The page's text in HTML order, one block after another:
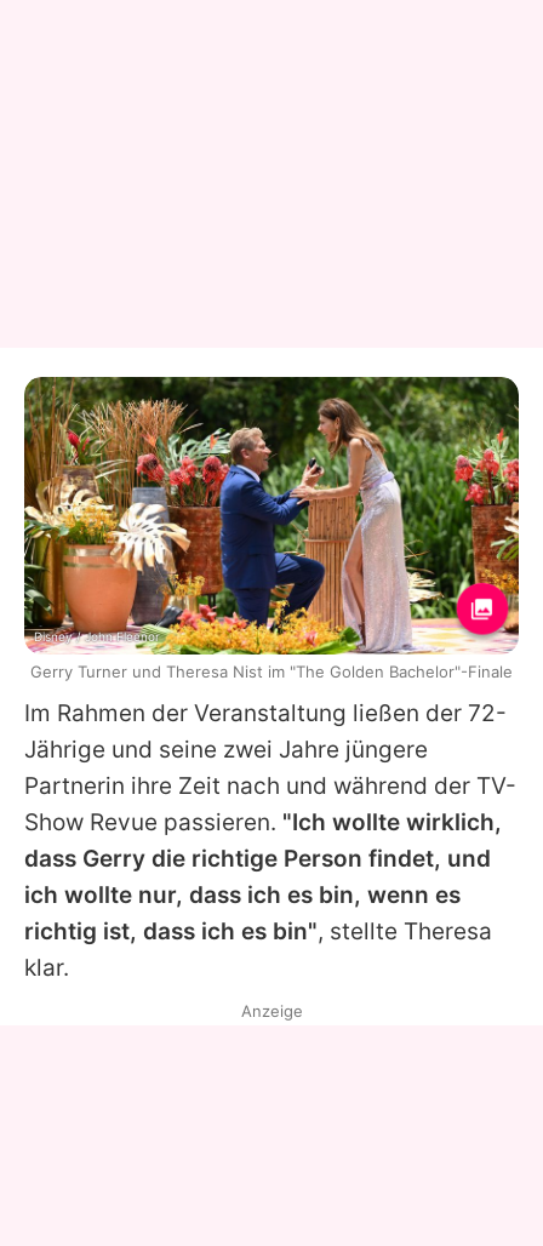
Im Rahmen der Veranstaltung ließen der 72-
Jährige und seine zwei Jahre jüngere
Partnerin ihre Zeit nach und während der TV-
Show Revue passieren. "Ich wollte wirklich,
dass Gerry die richtige Person findet, und
ich wollte nur, dass ich es bin, wenn es
richtig ist, dass ich es bin", stellte Theresa
klar.
Disney / John Fleenor
Gerry Turner und Theresa Nist im "The Golden Bachelor"-Finale
Anzeige